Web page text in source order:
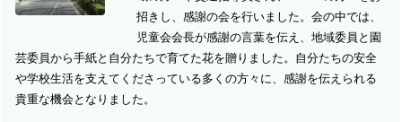
招きし、感謝の会を行いました。 会の中では、
児童会会長が感謝の言葉を伝え、地域委員と園
芸委員から手紙と自分たちで育てた花を贈りました。 自分たちの安全
や学校生活を支えてくださっている多くの方々に、感謝を伝えられる
貴重な機会となりました。